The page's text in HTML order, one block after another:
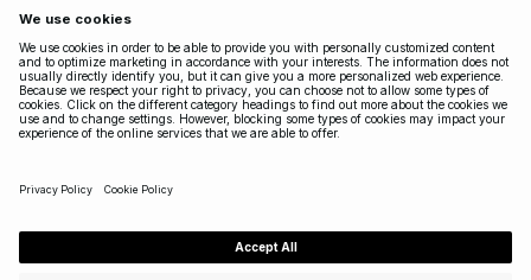
VOLG ONS
LEGAAL
NEDERLANDS